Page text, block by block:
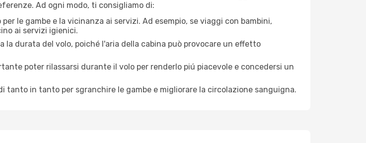
Ad ogni modo, ti consigliamo di:
le gambe e la vicinanza ai servizi. Ad esempio, se viaggi con bambini,
ai servizi igienici.
durata del volo, poiché l'aria della cabina può provocare un effetto
poter rilassarsi durante il volo per renderlo piú piacevole e concedersi un
tanto in tanto per sgranchire le gambe e migliorare la circolazione sanguigna.